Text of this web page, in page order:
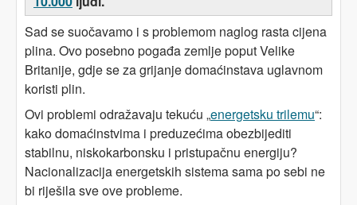
Sad se suočavamo i s problemom naglog rasta cijena
plina. Ovo posebno pogađa zemlje poput Velike
Britanije, gdje se za grijanje domaćinstava uglavnom
koristi plin.
Ovi problemi odražavaju tekuću „energetsku trilemu“:
kako domaćinstvima i preduzećima obezbijediti
stabilnu, niskokarbonsku i pristupačnu energiju?
Nacionalizacija energetskih sistema sama po sebi ne
bi riješila sve ove probleme.